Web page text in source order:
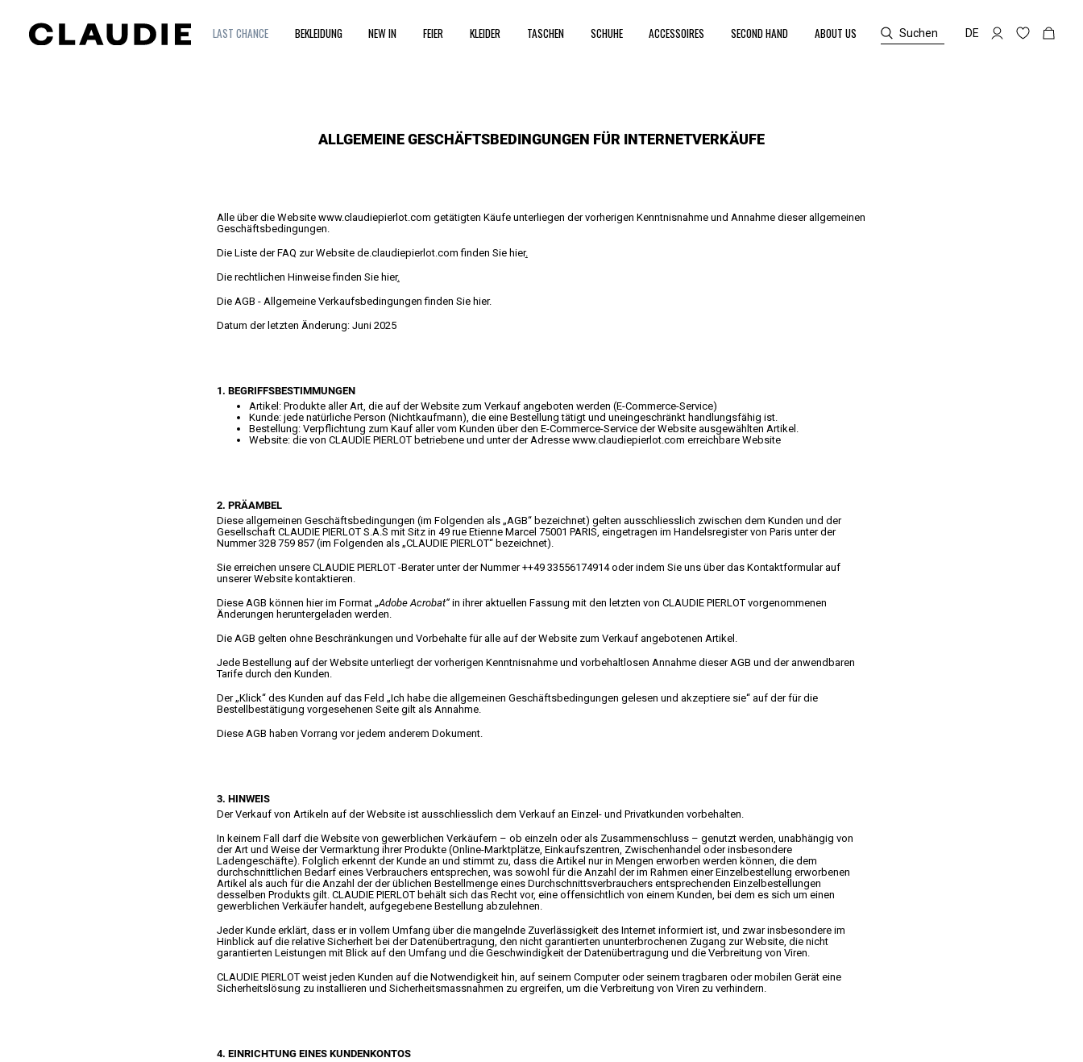
LAST CHANCE BEKLEIDUNG NEW IN FEIER KLEIDER TASCHEN SCHUHE ACCESSOIRES SECOND HAND ABOUT US Suchen DE
ALLGEMEINE GESCHÄFTSBEDINGUNGEN FÜR INTERNETVERKÄUFE
Alle über die Website www.claudiepierlot.com getätigten Käufe unterliegen der vorherigen Kenntnisnahme und Annahme dieser allgemeinen
Geschäftsbedingungen.
Die Liste der FAQ zur Website de.claudiepierlot.com finden Sie hier.
Die rechtlichen Hinweise finden Sie hier.
Die AGB - Allgemeine Verkaufsbedingungen finden Sie hier.
Datum der letzten Änderung: Juni 2025
1. BEGRIFFSBESTIMMUNGEN
Artikel: Produkte aller Art, die auf der Website zum Verkauf angeboten werden (E-Commerce-Service)
Kunde: jede natürliche Person (Nichtkaufmann), die eine Bestellung tätigt und uneingeschränkt handlungsfähig ist.
Bestellung: Verpflichtung zum Kauf aller vom Kunden über den E-Commerce-Service der Website ausgewählten Artikel.
Website: die von CLAUDIE PIERLOT betriebene und unter der Adresse www.claudiepierlot.com erreichbare Website
2. PRÄAMBEL
Diese allgemeinen Geschäftsbedingungen (im Folgenden als „AGB“ bezeichnet) gelten ausschliesslich zwischen dem Kunden und der
Gesellschaft CLAUDIE PIERLOT S.A.S mit Sitz in 49 rue Etienne Marcel 75001 PARIS, eingetragen im Handelsregister von Paris unter der
Nummer 328 759 857 (im Folgenden als „CLAUDIE PIERLOT“ bezeichnet).
Sie erreichen unsere CLAUDIE PIERLOT -Berater unter der Nummer ++49 33556174914 oder indem Sie uns über das Kontaktformular auf
unserer Website kontaktieren.
Diese AGB können hier im Format „Adobe Acrobat“ in ihrer aktuellen Fassung mit den letzten von CLAUDIE PIERLOT vorgenommenen
Änderungen heruntergeladen werden.
Die AGB gelten ohne Beschränkungen und Vorbehalte für alle auf der Website zum Verkauf angebotenen Artikel.
Jede Bestellung auf der Website unterliegt der vorherigen Kenntnisnahme und vorbehaltlosen Annahme dieser AGB und der anwendbaren
Tarife durch den Kunden.
Der „Klick“ des Kunden auf das Feld „Ich habe die allgemeinen Geschäftsbedingungen gelesen und akzeptiere sie“ auf der für die
Bestellbestätigung vorgesehenen Seite gilt als Annahme.
Diese AGB haben Vorrang vor jedem anderem Dokument.
3. HINWEIS
Der Verkauf von Artikeln auf der Website ist ausschliesslich dem Verkauf an Einzel- und Privatkunden vorbehalten.
In keinem Fall darf die Website von gewerblichen Verkäufern – ob einzeln oder als Zusammenschluss – genutzt werden, unabhängig von
der Art und Weise der Vermarktung ihrer Produkte (Online-Marktplätze, Einkaufszentren, Zwischenhandel oder insbesondere
Ladengeschäfte). Folglich erkennt der Kunde an und stimmt zu, dass die Artikel nur in Mengen erworben werden können, die dem
durchschnittlichen Bedarf eines Verbrauchers entsprechen, was sowohl für die Anzahl der im Rahmen einer Einzelbestellung erworbenen
Artikel als auch für die Anzahl der der üblichen Bestellmenge eines Durchschnittsverbrauchers entsprechenden Einzelbestellungen
desselben Produkts gilt. CLAUDIE PIERLOT behält sich das Recht vor, eine offensichtlich von einem Kunden, bei dem es sich um einen
gewerblichen Verkäufer handelt, aufgegebene Bestellung abzulehnen.
Jeder Kunde erklärt, dass er in vollem Umfang über die mangelnde Zuverlässigkeit des Internet informiert ist, und zwar insbesondere im
Hinblick auf die relative Sicherheit bei der Datenübertragung, den nicht garantierten ununterbrochenen Zugang zur Website, die nicht
garantierten Leistungen mit Blick auf den Umfang und die Geschwindigkeit der Datenübertragung und die Verbreitung von Viren.
CLAUDIE PIERLOT weist jeden Kunden auf die Notwendigkeit hin, auf seinem Computer oder seinem tragbaren oder mobilen Gerät eine
Sicherheitslösung zu installieren und Sicherheitsmassnahmen zu ergreifen, um die Verbreitung von Viren zu verhindern.
4. EINRICHTUNG EINES KUNDENKONTOS